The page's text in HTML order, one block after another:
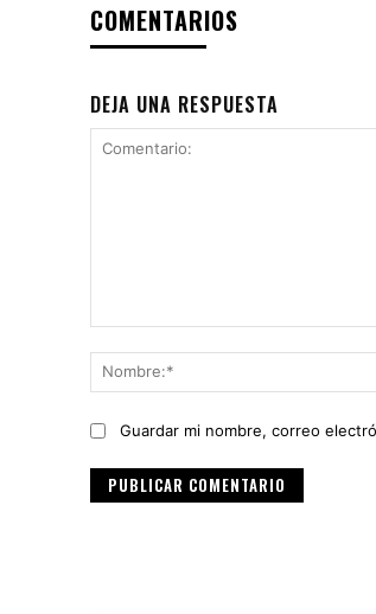
COMENTARIOS
DEJA UNA RESPUESTA
Guardar mi nombre, correo